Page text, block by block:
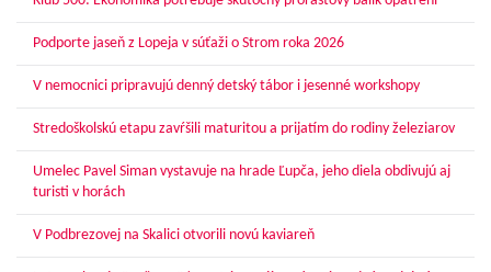
Podporte jaseň z Lopeja v súťaži o Strom roka 2026
V nemocnici pripravujú denný detský tábor i jesenné workshopy
Stredoškolskú etapu zavŕšili maturitou a prijatím do rodiny železiarov
Umelec Pavel Siman vystavuje na hrade Ľupča, jeho diela obdivujú aj
turisti v horách
V Podbrezovej na Skalici otvorili novú kaviareň